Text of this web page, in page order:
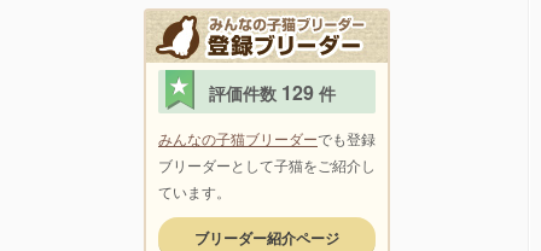
評価件数 129 件
みんなの子猫ブリーダーでも登録
ブリーダーとして子猫をご紹介し
ています。
ブリーダー紹介ページ